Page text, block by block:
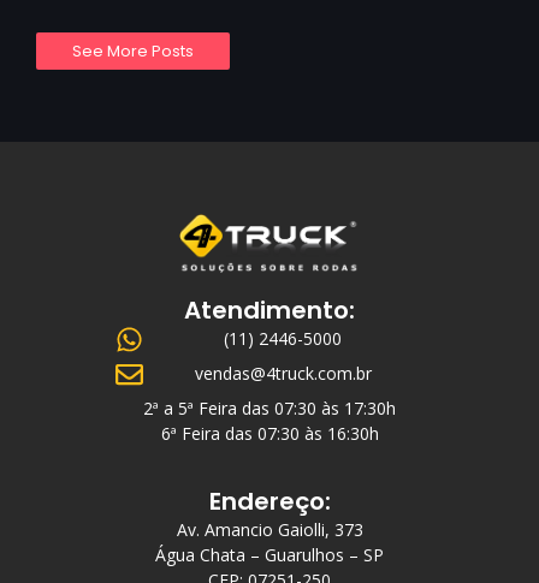
See More Posts
Atendimento:
(11) 2446-5000
vendas@4truck.com.br
2ª a 5ª Feira das 07:30 às 17:30h
6ª Feira das 07:30 às 16:30h
Endereço:
Av. Amancio Gaiolli, 373
Água Chata – Guarulhos – SP